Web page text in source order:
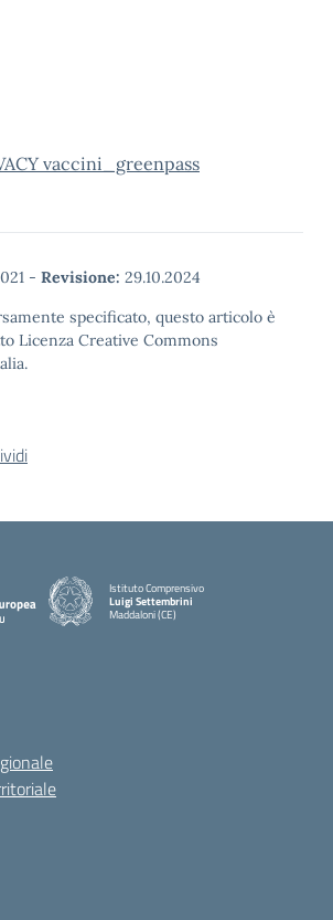
vaccini_greenpass
- Revisione: 29.10.2024
specificato, questo articolo è
Licenza Creative Commons
Istituto Comprensivo
Luigi Settembrini
Maddaloni (CE)